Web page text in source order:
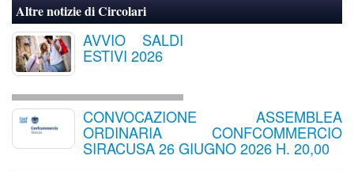
Altre notizie diCircolari
AVVIO SALDI
ESTIVI 2026
CONVOCAZIONE ASSEMBLEA
ORDINARIA CONFCOMMERCIO
SIRACUSA 26 GIUGNO 2026 H. 20,00